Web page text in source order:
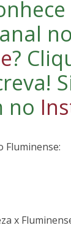
no
?
!
no
Fluminense:
x